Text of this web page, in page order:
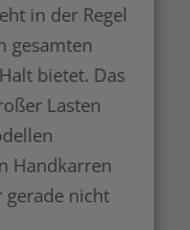
in der Regel
gesamten
bietet. Das
Lasten
Handkarren
gerade nicht